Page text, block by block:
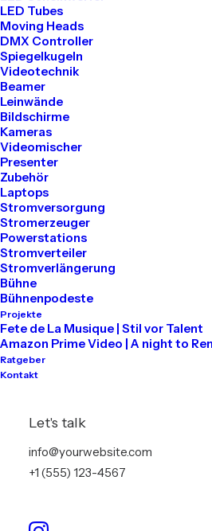
LED Tubes
Moving Heads
DMX Controller
Spiegelkugeln
Videotechnik
Beamer
Leinwände
Bildschirme
Kameras
Videomischer
Presenter
Zubehör
Laptops
Stromversorgung
Stromerzeuger
Powerstations
Stromverteiler
Stromverlängerung
Bühne
Bühnenpodeste
Projekte
Fete de La Musique | Stil vor Talent
Amazon Prime Video | A night to
Ratgeber
Kontakt
Let's talk
info@yourwebsite.com
+1 (555) 123-4567